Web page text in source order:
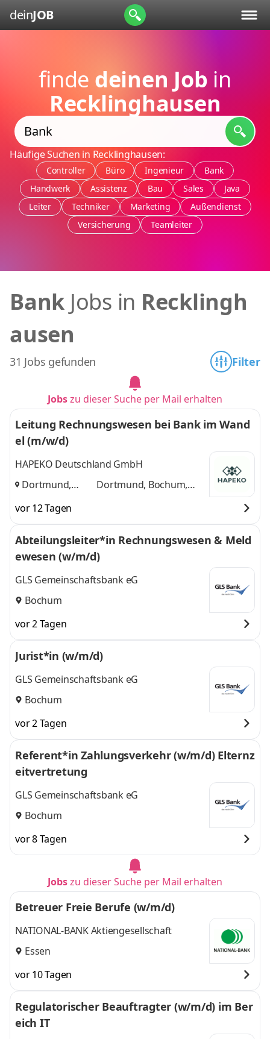
deinJOB
finde deinen Job in
Recklinghausen
Häufige Suchen in Recklinghausen:
Controller Büro Ingenieur
Bank
Handwerk
Assistenz Bau Sales
Java
Leiter
Techniker Marketing
Außendienst
Versicherung
Teamleiter
Bank Jobs in Recklingh
ausen
31 Jobs gefunden Filter
Jobszu dieser Suche per Mail erhalten
Leitung Rechnungswesen bei Bank im Wand
el (m/w/d)
HAPEKO Deutschland GmbH
Dortmund,
Dortmund, Bochum,
vor 12 Tagen
Abteilungsleiter*in Rechnungswesen & Meld
ewesen (w/m/d)
GLS Gemeinschaftsbank eG
Bochum
vor 2 Tagen
Jurist*in (w/m/d)
GLS Gemeinschaftsbank eG
Bochum
vor 2 Tagen
Referent*in Zahlungsverkehr (w/m/d) Elternz
eitvertretung
GLS Gemeinschaftsbank eG
Bochum
vor 8 Tagen
Jobszu dieser Suche per Mail erhalten
Betreuer Freie Berufe (w/m/d)
NATIONAL-BANK Aktiengesellschaft
Essen
vor 10 Tagen
Regulatorischer Beauftragter (w/m/d) im Ber
eich IT